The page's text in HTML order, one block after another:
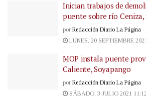
Inician trabajos de
puente sobre río Ceniza,
por Redacción Diario La Página
LUNES, 20 SEPTIEMBRE
MOP instala puente
Caliente, Soyapango
por Redacción Diario La Página
SÁBADO, 3 JULIO 2021